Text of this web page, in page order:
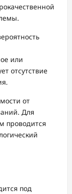
или
отсутствие
от
Для
проводится
под